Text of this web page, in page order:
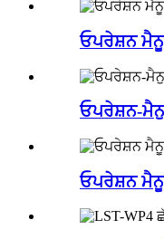
ਓਪਰੇਸ਼ਨ
ਓਪਰੇਸ਼ਨ-
ਓਪਰੇਸ਼ਨ